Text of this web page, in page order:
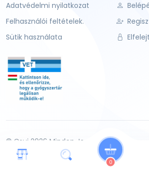
0
Adatvédelmi nyilatkozat
Felhasználói feltételek.
Sütik használata
© Csui 2026 Minden Jog Fenntartva.